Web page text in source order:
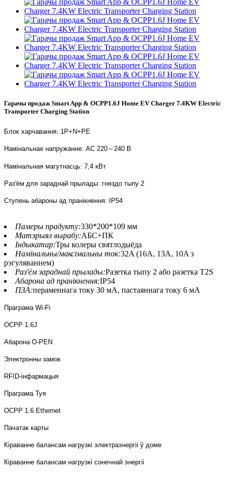
Гарачы продаж Smart App & OCPP1.6J Home EV Charger 7.4KW Electric
Transporter Charging Station
Блок харчавання: 1P+N+PE
Намінальнае напружанне: AC 220～240 В
Намінальная магутнасць: 7,4 кВт
Раз'ём для зараднай прылады: гняздо тыпу 2
Ступень абароны ад пранікнення: IP54
Памеры прадукту:330*200*109 мм
Матэрыял вырабу:АБС+ПК
Індыкатар:Тры колеры святлодыёда
Намінальны/максімальны ток:32A (16A, 13A, 10A з
рэгуляваннем)
Раз'ём зараднай прылады:Разетка тыпу 2 або разетка T2S
Абарона ад пранікнення:IP54
ПЗА:пераменнага току 30 мА, пастаяннага току 6 мА
Праграма Wi-Fi
OCPP 1.6J
Абарона O-PEN
Электронны замок
RFID-інфармацыя
Праграма Туя
OCPP 1.6 Ethernet
Пачатак карты
Кіраванне балансам нагрузкі электраэнергіі ў доме
Кіраванне балансам нагрузкі сонечнай энергіі